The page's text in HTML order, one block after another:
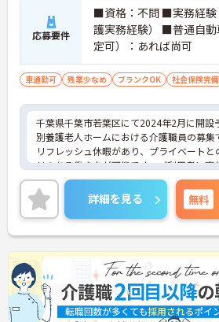
応募要件
■資格：不問 ■実務経験
護実務経験） ■普通自
定可）：あれば尚可
車通勤可 残業少なめ ブランクOK 社会保険完備
千葉県千葉市若葉区にて2024年2月に開設
別養護老人ホームにおける介護職員の募集
リフレッシュ休暇があり、プライベートと
リのある働き方が可能です。ご利用者に寄
介護サービスの提供を行っていただける方
ています。
ご興味のある方には、面接対策ポイントな
に詳細をお話しいたしますのでお気軽にご
さい！
詳細を見る 無料